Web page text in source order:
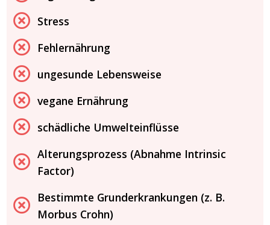
Stress
Fehlernährung
ungesunde Lebensweise
vegane Ernährung
schädliche Umwelteinflüsse
Alterungsprozess (Abnahme Intrinsic
Factor)
Bestimmte Grunderkrankungen (z. B.
Morbus Crohn)